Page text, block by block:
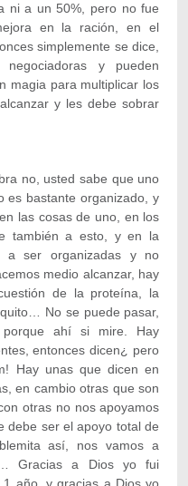
ni a un 50%, pero no fue
en la ración, en el
simplemente se dice,
y pueden
magia para multiplicar los
y les debe sobrar
no, usted sabe que uno
es bastante organizado, y
las cosas de uno, en los
también a esto, y en la
a ser organizadas y no
medio alcanzar, hay
de la proteína, la
No se puede pasar,
ahí si mire. Hay
entonces dicen¿ pero
Hay unas que dicen en
en cambio otras que son
otras no nos apoyamos
debe ser el apoyo total de
así, nos vamos a
Gracias a Dios yo fui